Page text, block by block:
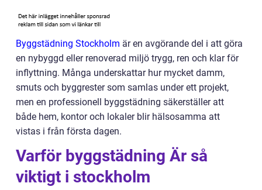
Byggstädning Stockholm är en avgörande del i att göra
en nybyggd eller renoverad miljö trygg, ren och klar för
inflyttning. Många underskattar hur mycket damm,
smuts och byggrester som samlas under ett projekt,
men en professionell byggstädning säkerställer att
både hem, kontor och lokaler blir hälsosamma att
vistas i från första dagen.
Varför byggstädning Är så
viktigt i stockholm